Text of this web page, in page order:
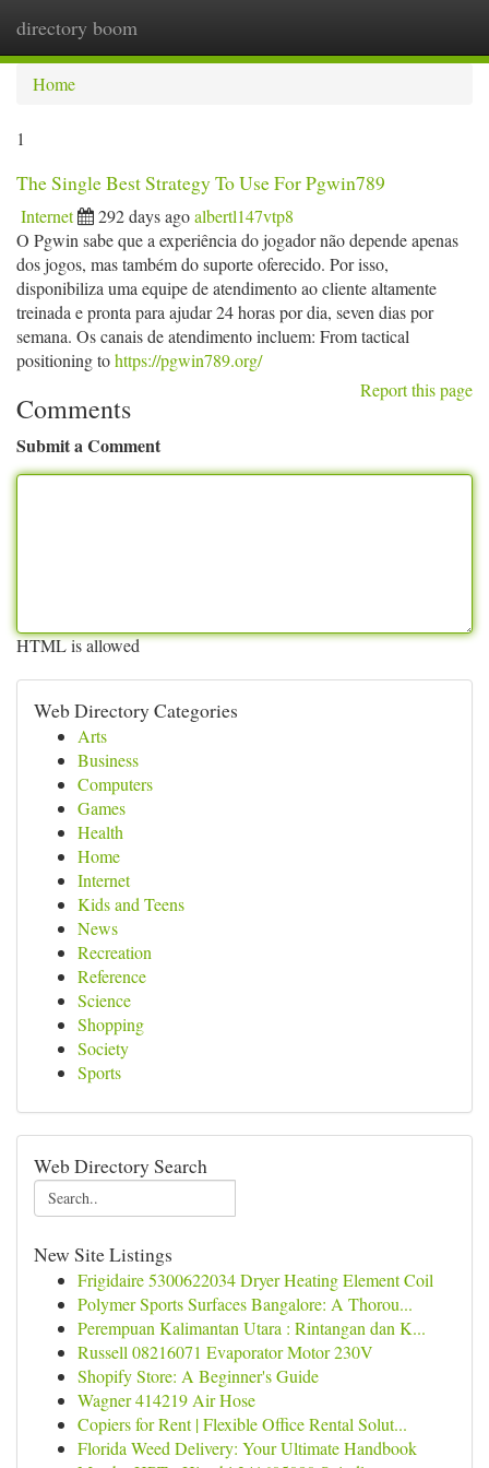
directory boom
Home
1
The Single Best Strategy To Use For Pgwin789
Internet 292 days agoalbertl147vtp8
O Pgwin sabe que a experiência do jogador não depende apenas
dos jogos, mas também do suporte oferecido. Por isso,
disponibiliza uma equipe de atendimento ao cliente altamente
treinada e pronta para ajudar 24 horas por dia, seven dias por
semana. Os canais de atendimento incluem: From tactical
positioning tohttps://pgwin789.org/
Report this page
Comments
Submit a Comment
HTML is allowed
Web Directory Categories
Arts
Business
Computers
Games
Health
Home
Internet
Kids and Teens
News
Recreation
Reference
Science
Shopping
Society
Sports
Web Directory Search
New Site Listings
Frigidaire 5300622034 Dryer Heating Element Coil
Polymer Sports Surfaces Bangalore: A Thorou...
Perempuan Kalimantan Utara : Rintangan dan K...
Russell 08216071 Evaporator Motor 230V
Shopify Store: A Beginner's Guide
Wagner 414219 Air Hose
Copiers for Rent | Flexible Office Rental Solut...
Florida Weed Delivery: Your Ultimate Handbook